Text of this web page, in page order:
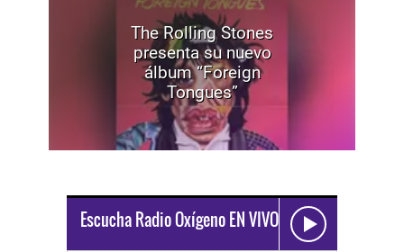
The Rolling Stones
presenta su nuevo
álbum “Foreign
Tongues”
Escucha Radio Oxígeno EN VIVO